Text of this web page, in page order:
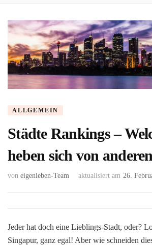
ALLGEMEIN
Städte Rankings –
heben sich von
von eigenleben-Team aktualisiert am 26.
Jeder hat doch eine Lieblings-Stadt, oder?
Singapur, ganz egal! Aber wie schneiden